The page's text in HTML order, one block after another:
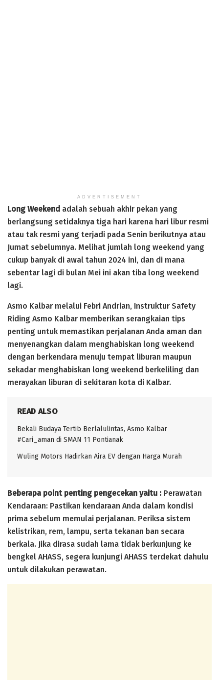
ADVERTISEMENT
Long Weekend adalah sebuah akhir pekan yang
berlangsung setidaknya tiga hari karena hari libur resmi
atau tak resmi yang terjadi pada Senin berikutnya atau
Jumat sebelumnya. Melihat jumlah long weekend yang
cukup banyak di awal tahun 2024 ini, dan di mana
sebentar lagi di bulan Mei ini akan tiba long weekend
lagi.
Asmo Kalbar melalui Febri Andrian, Instruktur Safety
Riding Asmo Kalbar memberikan serangkaian tips
penting untuk memastikan perjalanan Anda aman dan
menyenangkan dalam menghabiskan long weekend
dengan berkendara menuju tempat liburan maupun
sekadar menghabiskan long weekend berkeliling dan
merayakan liburan di sekitaran kota di Kalbar.
READ ALSO
Bekali Budaya Tertib Berlalulintas, Asmo Kalbar
#Cari_aman di SMAN 11 Pontianak
Wuling Motors Hadirkan Aira EV dengan Harga Murah
Beberapa point penting pengecekan yaitu : Perawatan
Kendaraan: Pastikan kendaraan Anda dalam kondisi
prima sebelum memulai perjalanan. Periksa sistem
kelistrikan, rem, lampu, serta tekanan ban secara
berkala. Jika dirasa sudah lama tidak berkunjung ke
bengkel AHASS, segera kunjungi AHASS terdekat dahulu
untuk dilakukan perawatan.